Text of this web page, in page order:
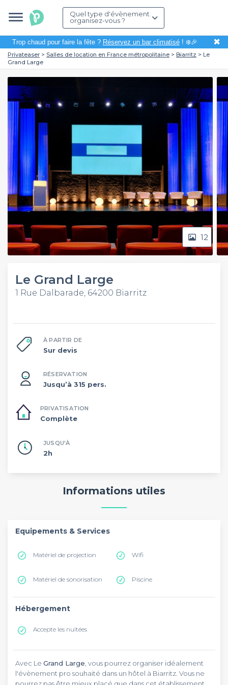
Quel type d'évènement
organisez-vous ?
Trop chaud pour faire la fête ? Réservez un bar climatisé! ❄️🎉 ✖
Privateaser Salles de location en France métropolitaine Biarritz
Le
Grand Large
12
Le Grand Large
1 Rue Dalbarade, 64200 Biarritz
À PARTIR DE
Sur devis
RÉSERVATION
Jusqu’à 315 pers.
PRIVATISATION
Complète
JUSQU'À
2h
Informations utiles
Equipements & Services
Matériel de projection Wifi
Matériel de sonorisation Piscine
Hébergement
Accepte les nuitées
Avec Le Grand Large , vous pourrez organiser idéalement
l'évènement pro souhaité dans un hôtel à Biarritz. Vous ne
pourrez pas être mieux placé que dans cet établissement